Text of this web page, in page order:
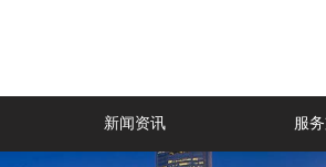
新闻资讯 服